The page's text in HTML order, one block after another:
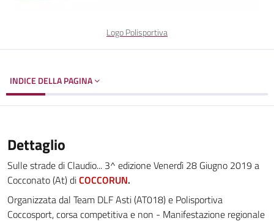
Logo Polisportiva
INDICE DELLA PAGINA
Dettaglio
Sulle strade di Claudio... 3^ edizione Venerdì 28 Giugno 2019 a
Cocconato (At) diCOCCORUN.
Organizzata dal Team DLF Asti (AT018) e Polisportiva
Coccosport, corsa competitiva e non - Manifestazione regionale